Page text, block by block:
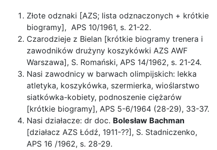
Złote odznaki [AZS; lista odznaczonych + krótkie
biogramy], APS 10/1961, s. 21-22.
Czarodzieje z Bielan [krótkie biogramy trenera i
zawodników drużyny koszykówki AZS AWF
Warszawa], S. Romański, APS 14/1962, s. 21-24.
Nasi zawodnicy w barwach olimpijskich: lekka
atletyka, koszykówka, szermierka, wioślarstwo
siatkówka-kobiety, podnoszenie ciężarów
[krótkie biogramy], APS 5-6/1964 (28-29), 33-37.
Nasi działacze: dr doc. Bolesław Bachman
[działacz AZS Łódź, 1911-??], S. Stadniczenko,
APS 16 /1962, s. 28-29.